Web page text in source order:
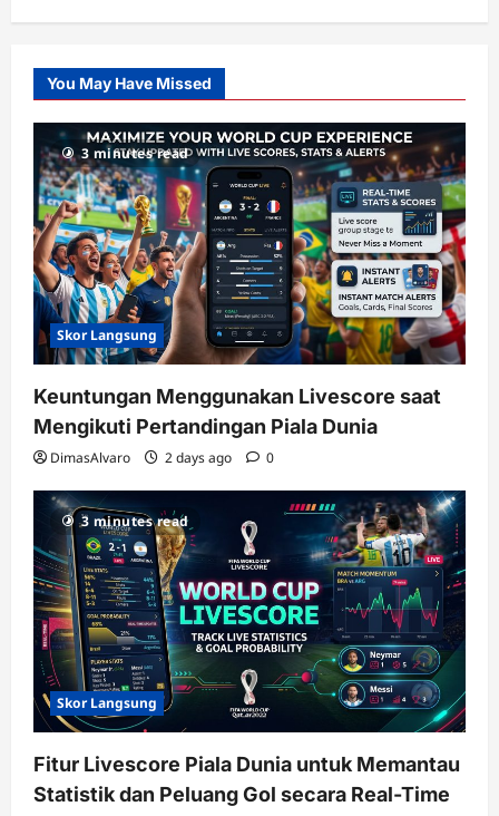
Slot
Gacor
RTP
terupdate
You May Have Missed
3 minutes read
Skor Langsung
Keuntungan Menggunakan Livescore saat
Mengikuti Pertandingan Piala Dunia
DimasAlvaro 2 days ago 0
3 minutes read
Skor Langsung
Fitur Livescore Piala Dunia untuk Memantau
Statistik dan Peluang Gol secara Real-Time